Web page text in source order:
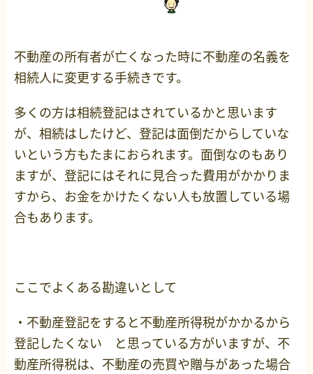
不動産の所有者が亡くなった時に不動産の名義を
相続人に変更する手続きです。
多くの方は相続登記はされているかと思います
が、相続はしたけど、登記は面倒だからしていな
いという方もたまにおられます。面倒なのもあり
ますが、登記にはそれに見合った費用がかかりま
すから、お金をかけたくない人も放置している場
合もあります。
ここでよくある勘違いとして
・不動産登記をすると不動産所得税がかかるから
登記したくない と思っている方がいますが、不
動産所得税は、不動産の売買や贈与があった場合